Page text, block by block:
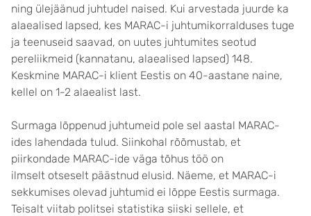
ning ülejäänud juhtudel naised. Kui arvestada juurde ka
alaealised lapsed, kes MARAC-i juhtumikorralduses tuge
ja teenuseid saavad, on uutes juhtumites seotud
pereliikmeid (kannatanu, alaealised lapsed) 148.
Keskmine MARAC-i klient Eestis on 40-aastane naine,
kellel on 1-2 alaealist last.
Surmaga lõppenud juhtumeid pole sel aastal MARAC-
ides lahendada tulud. Siinkohal rõõmustab, et
piirkondade MARAC-ide väga tõhus töö on
ilmselt otseselt päästnud elusid. Näeme, et MARAC-i
sekkumises olevad juhtumid ei lõppe Eestis surmaga.
Teisalt viitab politsei statistika siiski sellele, et